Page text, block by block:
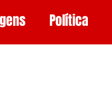
Política